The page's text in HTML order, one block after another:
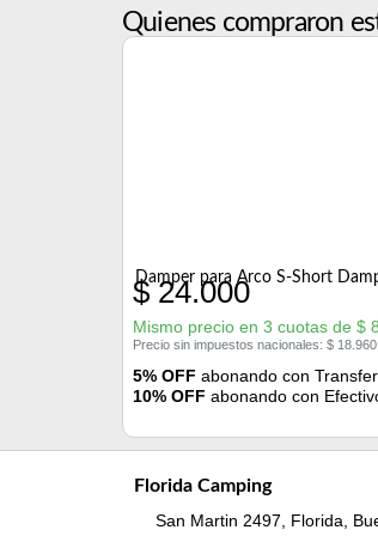
Quienes compraron
Damper para Arco S-Short
$24.000
Mismo precio en 3 cuotas de $
Precio sin impuestos nacionales: $ 18.960
5% OFF abonando con
10% OFF abonando con
Florida Camping
San Martin 2497, Florida,